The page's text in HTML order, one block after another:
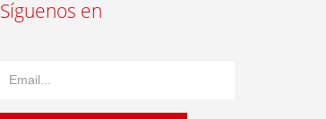
Síguenos en